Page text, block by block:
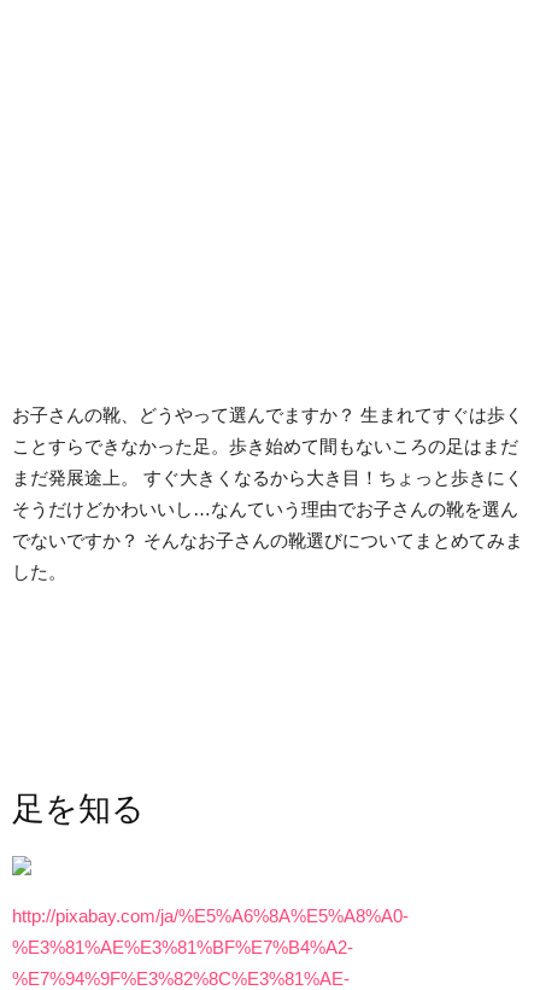
お子さんの靴、どうやって選んでますか？ 生まれてすぐは歩く
ことすらできなかった足。歩き始めて間もないころの足はまだ
まだ発展途上。 すぐ大きくなるから大き目！ちょっと歩きにく
そうだけどかわいいし…なんていう理由でお子さんの靴を選ん
でないですか？ そんなお子さんの靴選びについてまとめてみま
した。
足を知る
http://pixabay.com/ja/%E5%A6%8A%E5%A8%A0-
%E3%81%AE%E3%81%BF%E7%B4%A2-
%E7%94%9F%E3%82%8C%E3%81%AE-